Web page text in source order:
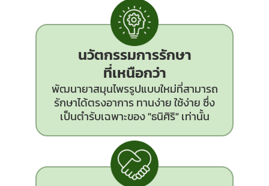
นวัตกรรมการรักษา
ที่เหนือกว่า
พัฒนายาสมุนไพรรูปแบบใหม่ที่สามารถ
รักษาได้ตรงอาการ ทานง่าย ใช้ง่าย ซึ่ง
เป็นตำรับเฉพาะของ "ธนิศิริ" เท่านั้น